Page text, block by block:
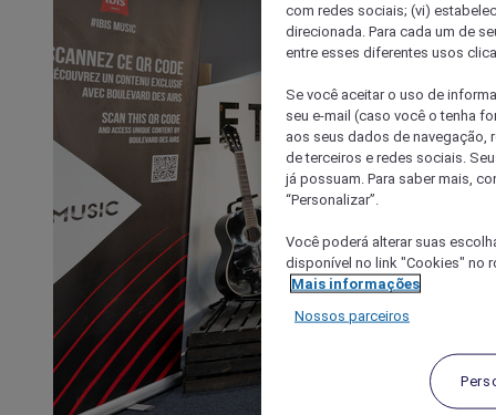
com redes sociais; (vi)
direcionada. Para cada um de
entre esses diferentes usos
Se você aceitar o uso de
seu e-mail (caso você o tenha
aos seus dados de navegação,
de terceiros e redes sociais.
já possuam. Para saber mais,
“Personalizar”.
Você poderá alterar suas
disponível no link "Cookies" no
Mais informações
Nossos parceiros